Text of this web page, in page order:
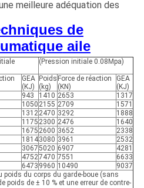
meilleure adéquation des
de
aile
(Pression initiale 0.08Mpa)
GEA
(KJ)
Poids
(kg)
Force de réaction
(KN)
GEA
(KJ)
943 1410 2653
1317
1050 2155 2709
1571
13122470 3292
1888
1175 2300 2476
1640
1675 2600 3652
2338
18143080 3961
2532
30675020 6907
4281
47527470 7551
6633
6473 9960 10490
9037
poids du corps du garde-boue (sans
poids de ± 10 % et une erreur de contre-